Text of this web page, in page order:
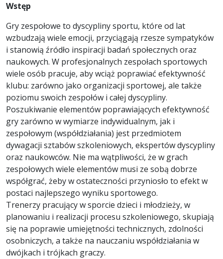
Wstęp
Gry zespołowe to dyscypliny sportu, które od lat
wzbudzają wiele emocji, przyciągają rzesze sympatyków
i stanowią źródło inspiracji badań społecznych oraz
naukowych. W profesjonalnych zespołach sportowych
wiele osób pracuje, aby wciąż poprawiać efektywność
klubu: zarówno jako organizacji sportowej, ale także
poziomu swoich zespołów i całej dyscypliny.
Poszukiwanie elementów poprawiających efektywność
gry zarówno w wymiarze indywidualnym, jak i
zespołowym (współdziałania) jest przedmiotem
dywagacji sztabów szkoleniowych, ekspertów dyscypliny
oraz naukowców. Nie ma wątpliwości, że w grach
zespołowych wiele elementów musi ze sobą dobrze
współgrać, żeby w ostateczności przyniosło to efekt w
postaci najlepszego wyniku sportowego.
Trenerzy pracujący w sporcie dzieci i młodzieży, w
planowaniu i realizacji procesu szkoleniowego, skupiają
się na poprawie umiejętności technicznych, zdolności
osobniczych, a także na nauczaniu współdziałania w
dwójkach i trójkach graczy.